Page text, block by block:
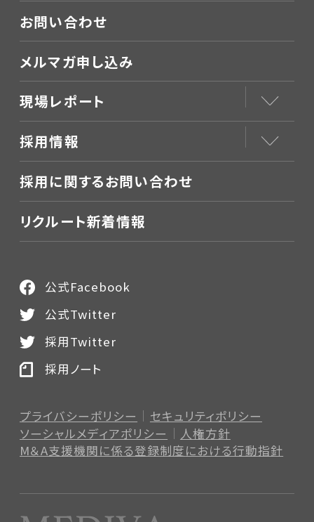
お問い合わせ
メルマガ申し込み
現場レポート
採用情報
採用に関するお問い合わせ
リクルート新着情報
プライバシーポリシー
セキュリティポリシー
ソーシャルメディアポリシー
人権方針
M＆A支援機関に係る登録制度における行動指針
公式Facebook
公式Twitter
採用Twitter
採用ノート